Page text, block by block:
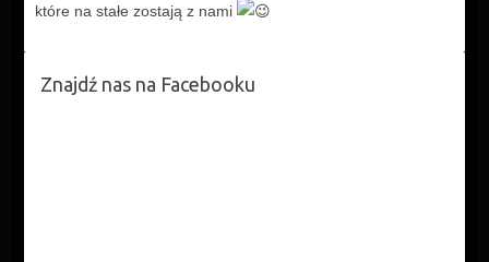
które na stałe zostają z nami
Znajdź nas na Facebooku